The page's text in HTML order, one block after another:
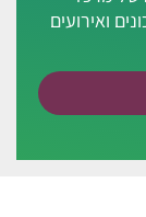
ואירועים